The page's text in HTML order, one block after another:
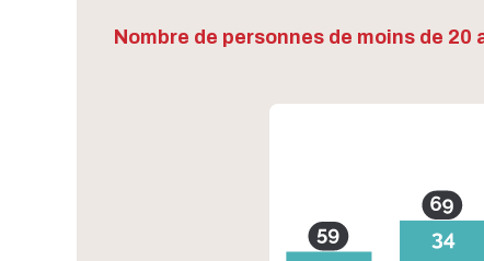
Nombre de personnes de moins de